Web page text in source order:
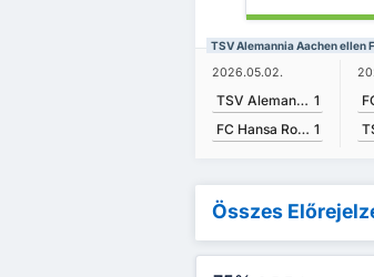
TSV Alemannia Aachen ellen
2026.05.02.
TSV Alemannia Aachen 1
FC Hansa Rostock 1
Összes